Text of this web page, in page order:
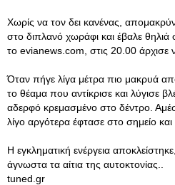
Χωρίς να τον δει κανένας,
στο διπλανό χωράφι και έβαλε
το evianews.com, στις 20.00 άρχισε
Όταν πήγε λίγα μέτρα πιο μακρυά
το θέαμα που αντίκρισε και λύγισε
αδερφό κρεμασμένο στο δέντρο.
λίγο αργότερα έφτασε στο σημείο και
Η εγκληματική ενέργεια
άγνωστα τα αίτια της αυτοκτονίας..
tuned.gr